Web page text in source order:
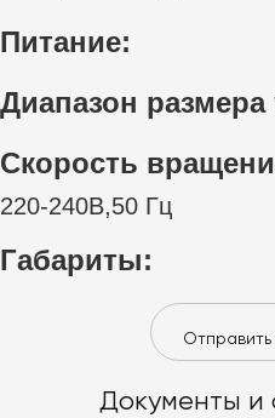
Питание:
Диапазон размера
Скорость
220-240В,50 Гц
Габариты:
Документы и